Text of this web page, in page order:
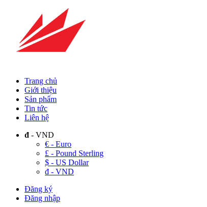
Trang chủ
Giới thiệu
Sản phẩm
Tin tức
Liên hệ
đ - VND
€ - Euro
£ - Pound Sterling
$ - US Dollar
đ - VND
Đăng ký
Đăng nhập